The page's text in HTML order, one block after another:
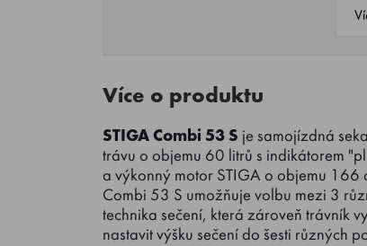
Více o produktu
STIGA Combi 53 S je samojízdná
trávu o objemu 60 litrů s indikátorem
a výkonný motor STIGA o objemu
Combi 53 S umožňuje volbu mezi 3
technika sečení, která zároveň trávník
nastavit výšku sečení do šesti různých